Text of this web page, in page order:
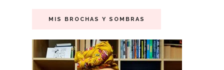
MIS BROCHAS Y SOMBRAS